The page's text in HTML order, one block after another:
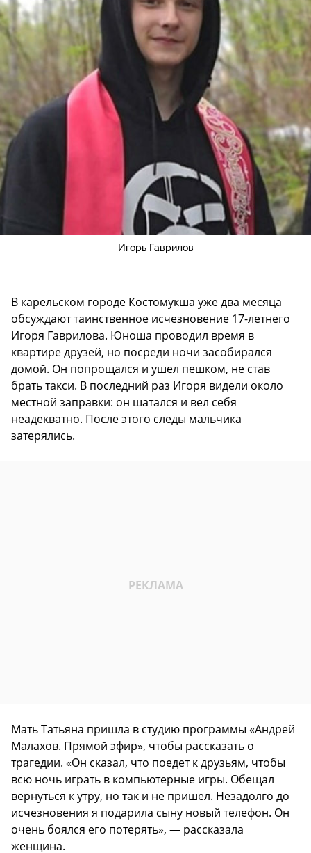
Игорь Гаврилов
В карельском городе Костомукша уже два месяца
обсуждают таинственное исчезновение 17-летнего
Игоря Гаврилова. Юноша проводил время в
квартире друзей, но посреди ночи засобирался
домой. Он попрощался и ушел пешком, не став
брать такси. В последний раз Игоря видели около
местной заправки: он шатался и вел себя
неадекватно. После этого следы мальчика
затерялись.
Мать Татьяна пришла в студию программы «Андрей
Малахов. Прямой эфир», чтобы рассказать о
трагедии. «Он сказал, что поедет к друзьям, чтобы
всю ночь играть в компьютерные игры. Обещал
вернуться к утру, но так и не пришел. Незадолго до
исчезновения я подарила сыну новый телефон. Он
очень боялся его потерять», — рассказала
женщина.